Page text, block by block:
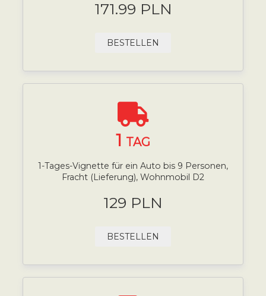
171.99 PLN
BESTELLEN
1 TAG
1-Tages-Vignette für ein Auto bis 9 Personen,
Fracht (Lieferung), Wohnmobil D2
129 PLN
BESTELLEN